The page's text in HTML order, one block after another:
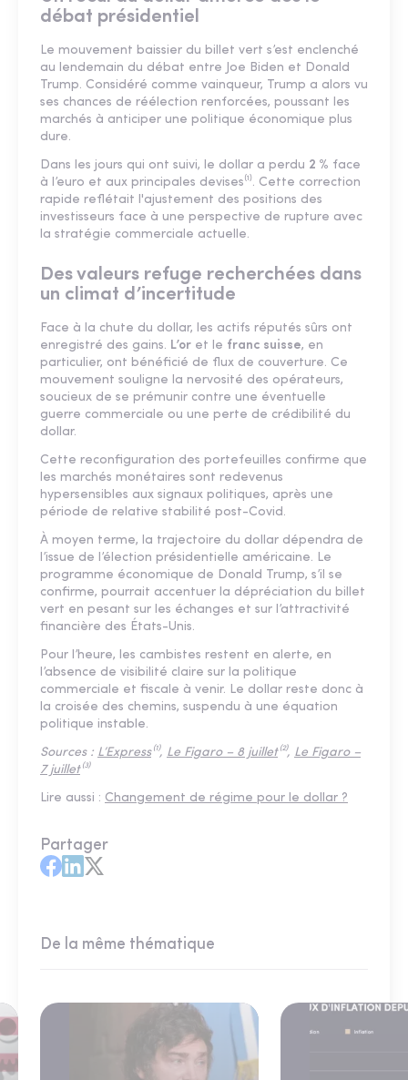
débat présidentiel
Le mouvement baissier du billet vert s’est enclenché
au lendemain du débat entre Joe Biden et Donald
Trump. Considéré comme vainqueur, Trump a alors vu
ses chances de réélection renforcées, poussant les
marchés à anticiper une politique économique plus
dure.
Dans les jours qui ont suivi, le dollar a perdu 2 % face
à l’euro et aux principales devises⁽¹⁾. Cette correction
rapide reflétait l'ajustement des positions des
investisseurs face à une perspective de rupture avec
la stratégie commerciale actuelle.
Des valeurs refuge recherchées dans
un climat d’incertitude
Face à la chute du dollar, les actifs réputés sûrs ont
enregistré des gains. L’or et le franc suisse, en
particulier, ont bénéficié de flux de couverture. Ce
mouvement souligne la nervosité des opérateurs,
soucieux de se prémunir contre une éventuelle
guerre commerciale ou une perte de crédibilité du
dollar.
Cette reconfiguration des portefeuilles confirme que
les marchés monétaires sont redevenus
hypersensibles aux signaux politiques, après une
période de relative stabilité post-Covid.
À moyen terme, la trajectoire du dollar dépendra de
l’issue de l’élection présidentielle américaine. Le
programme économique de Donald Trump, s’il se
confirme, pourrait accentuer la dépréciation du billet
vert en pesant sur les échanges et sur l’attractivité
financière des États-Unis.
Pour l’heure, les cambistes restent en alerte, en
l’absence de visibilité claire sur la politique
commerciale et fiscale à venir. Le dollar reste donc à
la croisée des chemins, suspendu à une équation
politique instable.
Sources : L’Express⁽¹⁾, Le Figaro – 8 juillet⁽²⁾, Le Figaro –
7 juillet⁽³⁾
Lire aussi : Changement de régime pour le dollar ?
Partager
De la même thématique